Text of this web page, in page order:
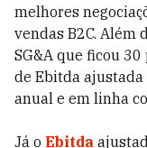
melhores
vendas B2C. Além
SG&A que ficou
de Ebitda ajustada
anual e em linha
Já o Ebitda